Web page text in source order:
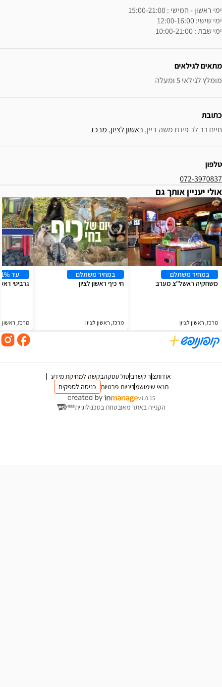
ראשון לציון, מרכז
במחיר משתלם
חי כיף ראשון לציון
מרכז, ראשון לציון
עד 11% הנחה
גרביטי ראשון לציון - יס פלאנט
מרכז, ראשון לציון
ביטול עסקהבקשה למחיקת מידע
מדיניות פרטיות כניסה לספקים
באתר מאובטחת בטכנולוגיית